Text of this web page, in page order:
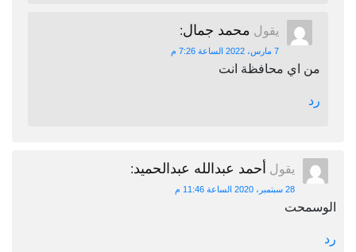
يقول محمد جمال:
7 مارس، 2022 الساعة 7:26 م
من اي محافظة انت
رد
يقول أحمد عبدالله عبدالحميد:
28 سبتمبر، 2020 الساعة 11:46 م
الوسمحت
رد